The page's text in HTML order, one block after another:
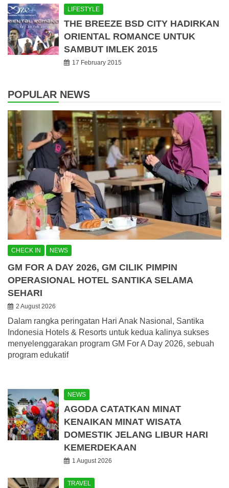
LIFESTYLE
THE BREEZE BSD CITY HADIRKAN
ORIENTAL ROMANCE UNTUK
SAMBUT IMLEK 2015
17 February 2015
POPULAR NEWS
CHECK IN NEWS
GM FOR A DAY 2026, GM CILIK PIMPIN
OPERASIONAL HOTEL SANTIKA SELAMA
SEHARI
2 August 2026
Dalam rangka peringatan Hari Anak Nasional, Santika
Indonesia Hotels & Resorts untuk kedua kalinya sukses
menyelenggarakan program GM For A Day 2026, sebuah
program edukatif
NEWS
AGODA CATATKAN MINAT
KENAIKAN MINAT WISATA
DOMESTIK JELANG LIBUR HARI
KEMERDEKAAN
1 August 2026
TRAVEL